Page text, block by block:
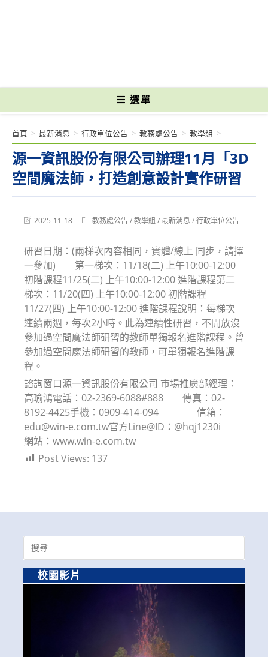
選單
源一資訊股份有限公司辦理11月「3D
空間魔法師，打造創意設計實作研習
首頁 > 最新消息 > 行政單位公告 > 教務處公告 > 教學組 >
Post2025-11-18
Post教務處公告/教學組 /最新消息 /行政單位公告
研習日期：(兩梯次內容相同，實體/線上 同步，請擇
一參加) 第一梯次：11/18(二) 上午10:00-12:00
初階課程11/25(二) 上午10:00-12:00 進階課程第二
梯次：11/20(四) 上午10:00-12:00 初階課程
11/27(四) 上午10:00-12:00 進階課程說明：每梯次
連續兩週，每次2小時。此為連續性研習，不開放沒
參加過空間魔法師研習的教師單獨報名進階課程。曾
參加過空間魔法師研習的教師，可單獨報名進階課
程。
諮詢窗口源一資訊股份有限公司 市場推廣部經理：
高瑜鴻電話：02-2369-6088#888 傳真：02-
8192-4425手機：0909-414-094 信箱：
edu@win-e.com.tw官方Line@ID：@hqj1230i
網站：www.win-e.com.tw
Post Views: 137
Search
for:
校園影片